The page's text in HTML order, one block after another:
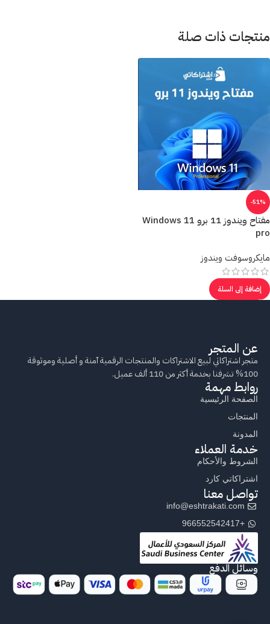
منتجات ذات صلة
-51%
مفتاح ويندوز 11 برو Windows 11
pro
مايكروسوفت ويندوز
إضافة إلى السلة
عن المتجر
متجر اشتراكاتي لبيع الاشتراكات والمنتجات الرقمية آمنة و أصلية وموثوقة
100% تشرفنا بخدمة أكثر من 110 ألف عميل.
روابط مهمة
الصفحة الرئيسية
المنتجات
المدونة
خدمة العملاء
الشروط والأحكام
اشتراكاتي كارد
تواصل معنا
info@eshtrakati.com
+966552542417
وسائل الدفع